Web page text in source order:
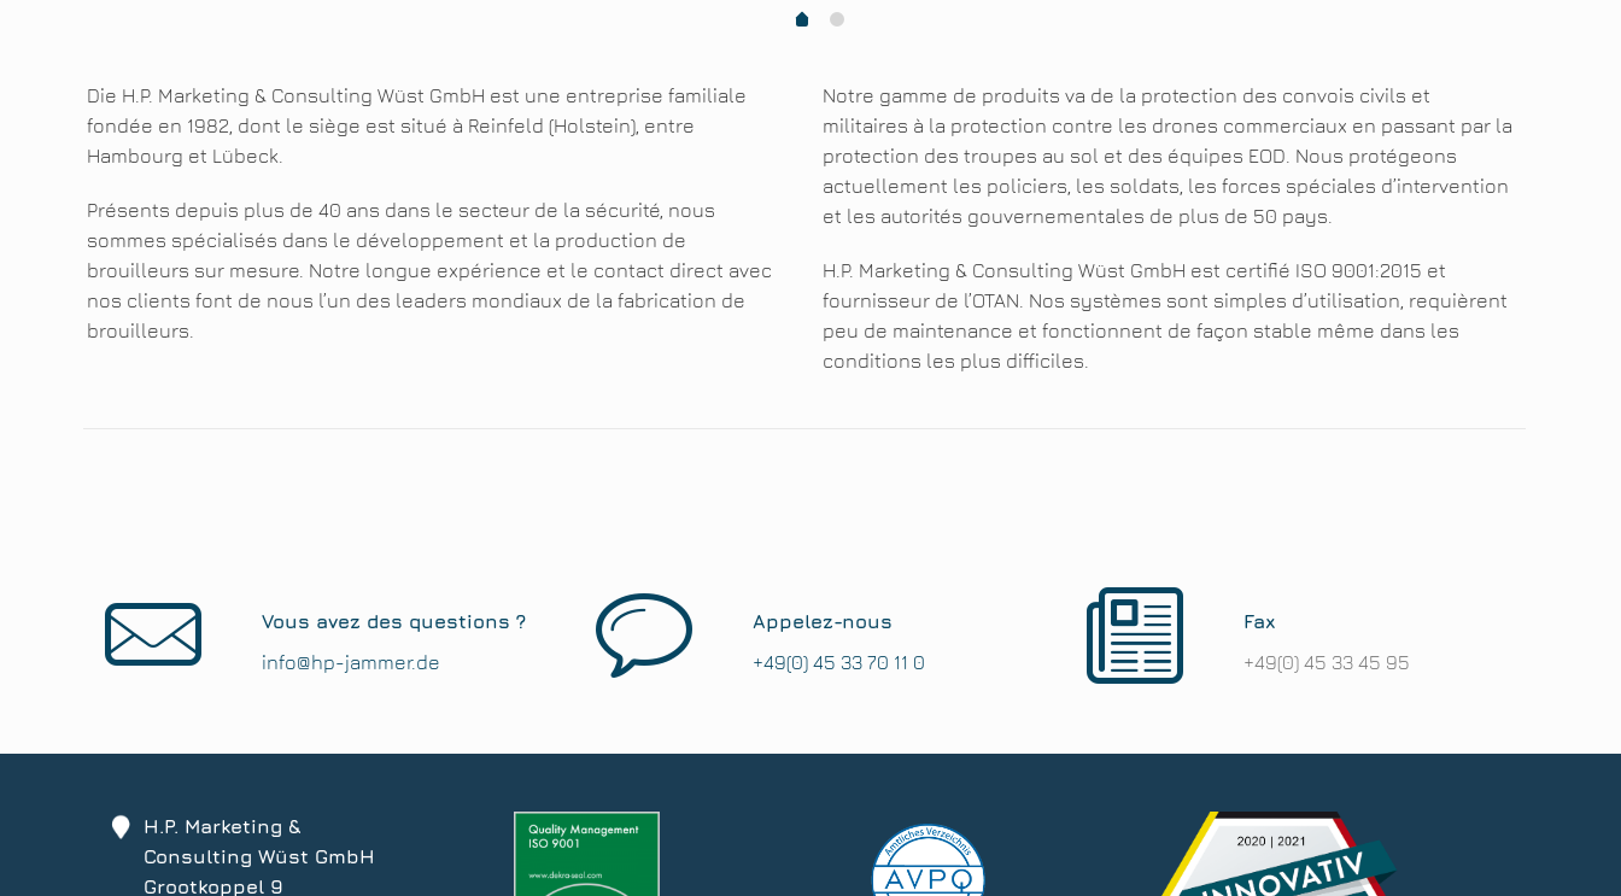
0 1
Die H.P. Marketing & Consulting Wüst GmbH est une entreprise familiale
fondée en 1982, dont le siège est situé à Reinfeld (Holstein), entre
Hambourg et Lübeck.
Présents depuis plus de 40 ans dans le secteur de la sécurité, nous
sommes spécialisés dans le développement et la production de
brouilleurs sur mesure. Notre longue expérience et le contact direct avec
nos clients font de nous l’un des leaders mondiaux de la fabrication de
brouilleurs.
Notre gamme de produits va de la protection des convois civils et
militaires à la protection contre les drones commerciaux en passant par la
protection des troupes au sol et des équipes EOD. Nous protégeons
actuellement les policiers, les soldats, les forces spéciales d’intervention
et les autorités gouvernementales de plus de 50 pays.
H.P. Marketing & Consulting Wüst GmbH est certifié ISO 9001:2015 et
fournisseur de l’OTAN. Nos systèmes sont simples d’utilisation, requièrent
peu de maintenance et fonctionnent de façon stable même dans les
conditions les plus difficiles.
Vous avez des questions ?
info@hp-jammer.de
Appelez-nous
+49(0) 45 33 70 11 0
Fax
+49(0) 45 33 45 95
H.P. Marketing &
Consulting Wüst GmbH
Grootkoppel 9